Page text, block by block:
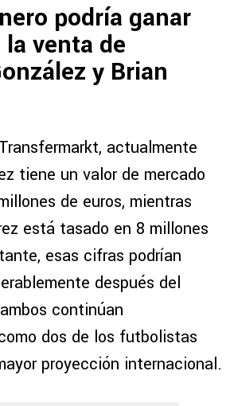
podría ganar
venta de
y Brian
actualmente
tiene un valor de mercado
de euros, mientras
está tasado en 8 millones
esas cifras podrían
después del
continúan
dos de los futbolistas
proyección internacional.